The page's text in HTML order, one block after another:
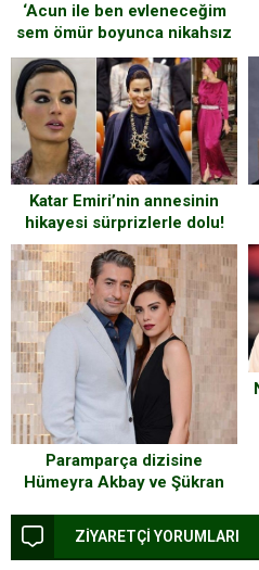
‘Acun ile ben evleneceğim
sem ömür boyunca nikahsız
çocuğuna bakıcılık
yapacaksın ’ deyince Şeyma
çılgına döndü ve bakın ne
dedi
Katar Emiri’nin annesinin
hikayesi sürprizlerle dolu!
Kaç yaşında olduğuna kimse
inanamıyor…
Paramparça dizisine
Hümeyra Akbay ve Şükran
ZİYARETÇİ YORUMLARI